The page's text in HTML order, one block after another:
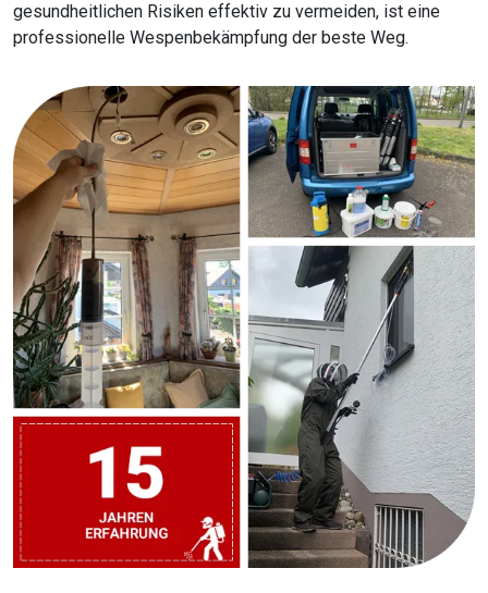
gesundheitlichen Risiken effektiv zu vermeiden, ist eine
professionelle Wespenbekämpfung der beste Weg.